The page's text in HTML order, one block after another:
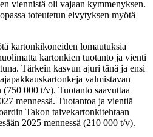
viennistä oli vajaan kymmenyksen.
toteutetun elvytyksen myötä
kartonkikoneiden lomautuksia
kartonkien tuotanto ja vienti
Tärkein kasvun ajuri tänä ja ensi
valmistavan
000 t/v). Tuotanto saavuttaa
mennessä. Tuotantoa ja vientiä
Takon taivekartonkitehtaan
2025 mennessä (210 000 t/v).